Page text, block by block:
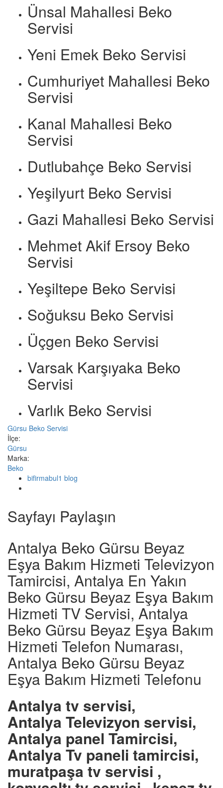
Ünsal Mahallesi Beko
Servisi
Yeni Emek Beko Servisi
Cumhuriyet Mahallesi Beko
Servisi
Kanal Mahallesi Beko
Servisi
Dutlubahçe Beko Servisi
Yeşilyurt Beko Servisi
Gazi Mahallesi Beko Servisi
Mehmet Akif Ersoy Beko
Servisi
Yeşiltepe Beko Servisi
Soğuksu Beko Servisi
Üçgen Beko Servisi
Varsak Karşıyaka Beko
Servisi
Varlık Beko Servisi
Gürsu Beko Servisi
İlçe:
Gürsu
Marka:
Beko
bifirmabul1 blog
Sayfayı Paylaşın
Antalya Beko Gürsu Beyaz
Eşya Bakım Hizmeti Televizyon
Tamircisi, Antalya En Yakın
Beko Gürsu Beyaz Eşya Bakım
Hizmeti TV Servisi, Antalya
Beko Gürsu Beyaz Eşya Bakım
Hizmeti Telefon Numarası,
Antalya Beko Gürsu Beyaz
Eşya Bakım Hizmeti Telefonu
Antalya tv servisi,
Antalya Televizyon servisi,
Antalya panel Tamircisi,
Antalya Tv paneli tamircisi,
muratpaşa tv servisi ,